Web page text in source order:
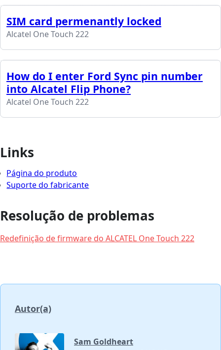
SIM card permenantly locked
Alcatel One Touch 222
How do I enter Ford Sync pin number
into Alcatel Flip Phone?
Alcatel One Touch 222
Links
Página do produto
Suporte do fabricante
Resolução de problemas
Redefinição de firmware do ALCATEL One Touch 222
Autor(a)
Sam Goldheart